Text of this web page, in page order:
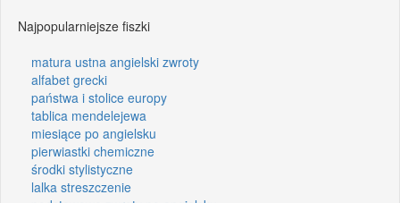
Najpopularniejsze fiszki
matura ustna angielski zwroty
alfabet grecki
państwa i stolice europy
tablica mendelejewa
miesiące po angielsku
pierwiastki chemiczne
środki stylistyczne
lalka streszczenie